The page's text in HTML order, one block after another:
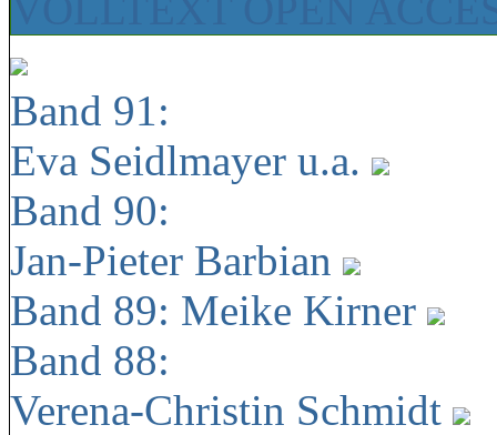
Band 91:
Eva Seidlmayer u.a.
Band 90:
Jan-Pieter Barbian
Band 89: Meike Kirner
Band 88:
Verena-Christin Schmidt